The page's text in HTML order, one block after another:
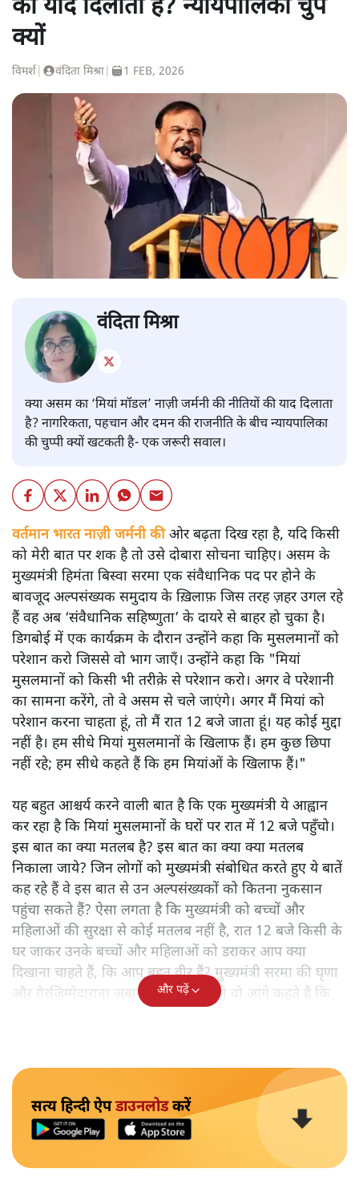
की याद दिलाता है? न्यायपालिका चुप
क्यों
विमर्श वंदिता मिश्रा 1 FEB, 2026
वंदिता मिश्रा
क्या असम का ‘मियां मॉडल’ नाज़ी जर्मनी की नीतियों की याद दिलाता
है? नागरिकता, पहचान और दमन की राजनीति के बीच न्यायपालिका
की चुप्पी क्यों खटकती है- एक जरूरी सवाल।
वर्तमान भारत नाज़ी जर्मनी कीओर बढ़ता दिख रहा है, यदि किसी
को मेरी बात पर शक है तो उसे दोबारा सोचना चाहिए। असम के
मुख्यमंत्री हिमंता बिस्वा सरमा एक संवैधानिक पद पर होने के
बावजूद अल्पसंख्यक समुदाय के ख़िलाफ़ जिस तरह ज़हर उगल रहे
हैं वह अब ‘संवैधानिक सहिष्णुता’ के दायरे से बाहर हो चुका है।
डिगबोई में एक कार्यक्रम के दौरान उन्होंने कहा कि मुसलमानों को
परेशान करो जिससे वो भाग जाएँ। उन्होंने कहा कि "मियां
मुसलमानों को किसी भी तरीक़े से परेशान करो। अगर वे परेशानी
का सामना करेंगे, तो वे असम से चले जाएंगे। अगर मैं मियां को
परेशान करना चाहता हूं, तो मैं रात 12 बजे जाता हूं। यह कोई मुद्दा
नहीं है। हम सीधे मियां मुसलमानों के खिलाफ हैं। हम कुछ छिपा
नहीं रहे; हम सीधे कहते हैं कि हम मियांओं के खिलाफ हैं।"
यह बहुत आश्चर्य करने वाली बात है कि एक मुख्यमंत्री ये आह्वान
कर रहा है कि मियांं मुसलमानों के घरों पर रात में 12 बजे पहुँचो।
इस बात का क्या मतलब है? इस बात का क्या क्या मतलब
निकाला जाये? जिन लोगों को मुख्यमंत्री संबोधित करते हुए ये बातें
कह रहे हैं वे इस बात से उन अल्पसंख्यकों को कितना नुकसान
पहुंचा सकते हैं? ऐसा लगता है कि मुख्यमंत्री को बच्चों और
महिलाओं की सुरक्षा से कोई मतलब नहीं है, रात 12 बजे किसी के
घर जाकर उनके बच्चों और महिलाओं को डराकर आप क्या
दिखाना चाहते हैं, कि आप बहुत वीर हैं? मुख्यमंत्री सरमा की घृणा
और गैरजिम्मेदाराना ज़बान यहीं नहीं रुकती वो आगे कहते हैं कि
और पढ़ें
सत्य हिन्दी ऐपडाउनलोडकरें